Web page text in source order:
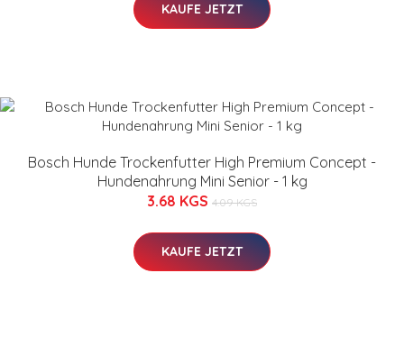
KAUFE JETZT
Bosch Hunde Trockenfutter High Premium Concept -
Hundenahrung Mini Senior - 1 kg
3.68 KGS 4.09 KGS
KAUFE JETZT